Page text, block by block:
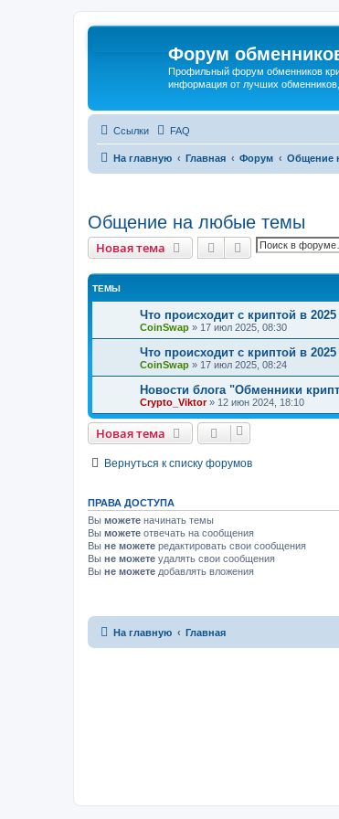
Форум
Профильный форум обменников
информация от лучших
Ссылки FAQ
На главную Главная Форум Общение
Общение на любые темы
Новая тема Поиск Расширенный
ТЕМЫ
Что происходит с криптой в 2025
CoinSwap » 17 июл 2025, 08:30
Что происходит с криптой в 2025
CoinSwap » 17 июл 2025, 08:24
Новости блога "Обменники
Crypto_Viktor» 12 июн 2024, 18:10
Новая тема
Вернуться к списку форумов
ПРАВА ДОСТУПА
Вы можете начинать темы
Вы можете отвечать на сообщения
Вы не можете редактировать свои сообщения
Вы не можете удалять свои сообщения
Вы не можете добавлять вложения
На главную Главная